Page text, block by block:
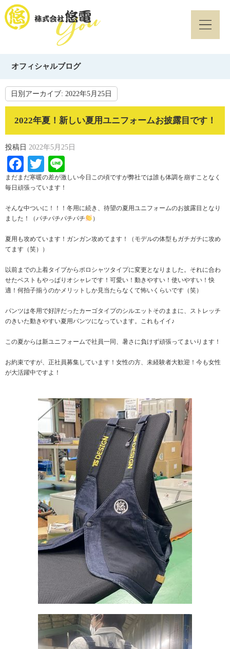
オフィシャルブログ
日別アーカイブ: 2022年5月25日
2022年夏！新しい夏用ユニフォームお披露目です！
投稿日 2022年5月25日
Facebook
Twitter
まだまだ寒暖の差が激しい今日この頃ですが弊社では誰も体調を崩すことなく
毎日頑張っています！
そんな中ついに！！！冬用に続き、待望の夏用ユニフォームのお披露目となり
ました！（パチパチパチパチ
）
夏用も攻めています！ガンガン攻めてます！（モデルの体型もガチガチに攻め
てます（笑））
以前までの上着タイプからポロシャツタイプに変更となりました。それに合わ
せたベストもやっぱりオシャレです！可愛い！動きやすい！使いやすい！快
適！何拍子揃うのかメリットしか見当たらなくて怖いくらいです（笑）
パンツは冬用で好評だったカーゴタイプのシルエットそのままに、ストレッチ
のきいた動きやすい夏用パンツになっています。これもイイ♪
この夏からは新ユニフォームで社員一同、暑さに負けず頑張ってまいります！
お約束ですが、正社員募集しています！女性の方、未経験者大歓迎！今も女性
が大活躍中ですよ！